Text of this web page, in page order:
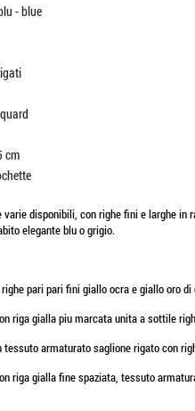
- blue
cm
varie disponibili, con righe fini e larghe
elegante blu o grigio.
pari pari fini giallo ocra e giallo oro
riga gialla piu marcata unita a sottile
armaturato saglione rigato con
riga gialla fine spaziata, tessuto